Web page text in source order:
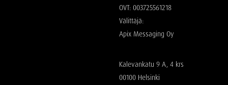
OVT: 003725561218
Välittäjä:
Apix Messaging Oy
Kalevankatu 9 A, 4 krs
00100 Helsinki